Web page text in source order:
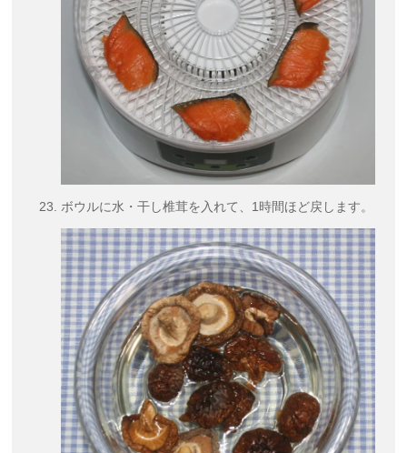
ボウルに水・干し椎茸を入れて、1時間ほど戻します。